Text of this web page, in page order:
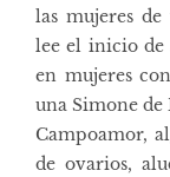
las mujeres de
lee el inicio de
en mujeres
una Simone de
Campoamor,
de ovarios,